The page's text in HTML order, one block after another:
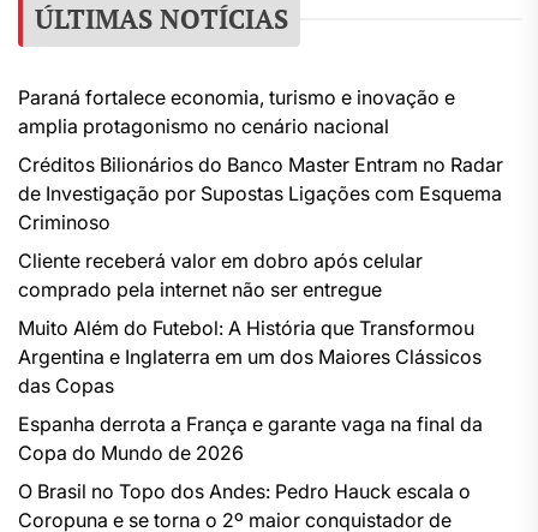
ÚLTIMAS NOTÍCIAS
Paraná fortalece economia, turismo e inovação e
amplia protagonismo no cenário nacional
Créditos Bilionários do Banco Master Entram no Radar
de Investigação por Supostas Ligações com Esquema
Criminoso
Cliente receberá valor em dobro após celular
comprado pela internet não ser entregue
Muito Além do Futebol: A História que Transformou
Argentina e Inglaterra em um dos Maiores Clássicos
das Copas
Espanha derrota a França e garante vaga na final da
Copa do Mundo de 2026
O Brasil no Topo dos Andes: Pedro Hauck escala o
Coropuna e se torna o 2º maior conquistador de